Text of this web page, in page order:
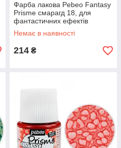
Фарба лакова Pebeo Fantasy
Prisme смарагд 18, для
фантастичних ефектів
Немає в наявності
214 ₴